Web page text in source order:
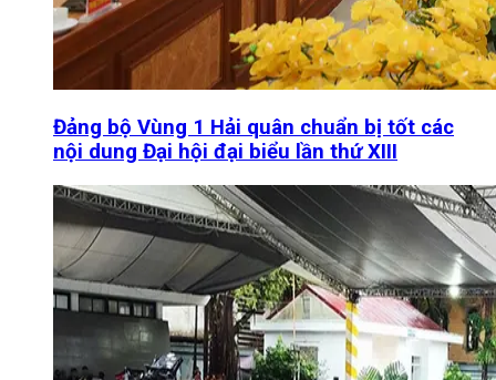
Đảng bộ Vùng 1 Hải quân chuẩn bị tốt các
nội dung Đại hội đại biểu lần thứ XIII